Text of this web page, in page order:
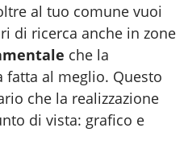
al tuo comune vuoi
di ricerca anche in zone
che la
fatta al meglio. Questo
che la realizzazione
di vista: grafico e